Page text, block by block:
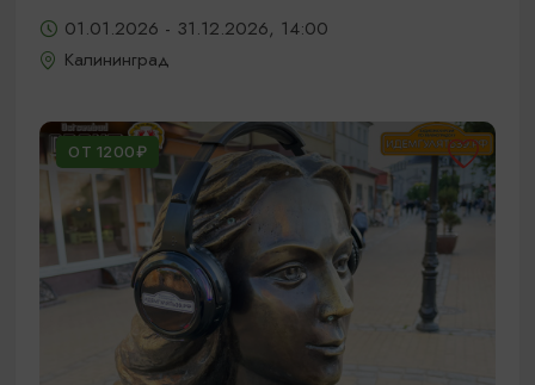
01.01.2026 - 31.12.2026, 14:00
Калининград
ОТ 1200₽